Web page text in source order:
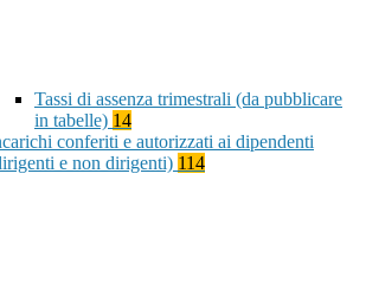
Tassi di assenza trimestrali (da pubblicare
in tabelle) 14
conferiti e autorizzati ai dipendenti
e non dirigenti) 114